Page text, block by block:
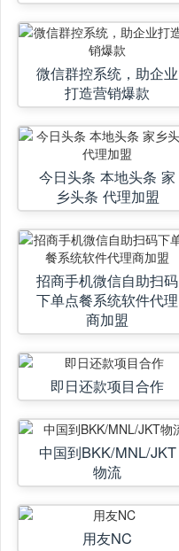
微信群控系统，助企业
打造营销爆款
今日头条 本地头条 家
乡头条 代理加盟
招商手机微信自助扫码
下单点餐系统软件代理
商加盟
即日还款项目合作
中国到BKK/MNL/JKT
物流
用友NC